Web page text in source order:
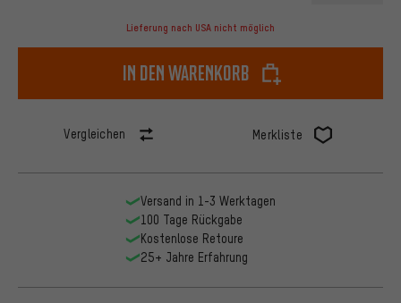
Lieferung nach USA nicht möglich
In den Warenkorb
Vergleichen Merkliste
Versand in 1-3 Werktagen
100 Tage Rückgabe
Kostenlose Retoure
25+ Jahre Erfahrung